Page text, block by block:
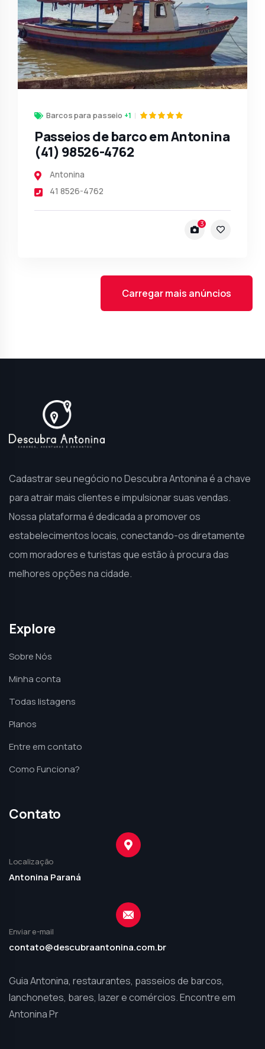
Barcos para passeio +1
Passeios de barco em Antonina
(41) 98526-4762
Antonina
41 8526-4762
3
Carregar mais anúncios
Cadastrar seu negócio no Descubra Antonina é a chave
para atrair mais clientes e impulsionar suas vendas.
Nossa plataforma é dedicada a promover os
estabelecimentos locais, conectando-os diretamente
com moradores e turistas que estão à procura das
melhores opções na cidade.
Explore
Sobre Nós
Minha conta
Todas listagens
Planos
Entre em contato
Como Funciona?
Contato
Localização
Antonina Paraná
Enviar e-mail
contato@descubraantonina.com.br
Guia Antonina, restaurantes, passeios de barcos,
lanchonetes, bares, lazer e comércios. Encontre em
Antonina Pr